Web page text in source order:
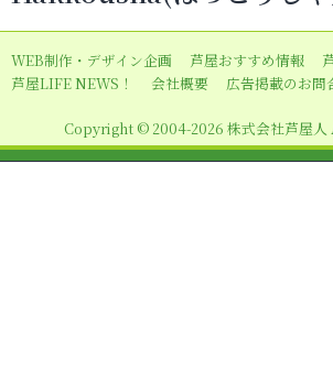
ゲ
ー
シ
ン
WEB制作・デザイン企画 芦屋おすすめ情報
芦屋LIFE NEWS！
会社概要 広告掲載のお問
Copyright © 2004-2026 株式会社芦屋